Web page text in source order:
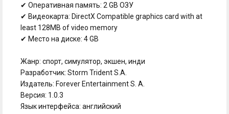
✔ Оперативная память: 2 GB ОЗУ
✔ Видеокарта: DirectX Compatible graphics card with at
least 128MB of video memory
✔ Место на диске: 4 GB
Жанр: спорт, симулятор, экшен, инди
Разработчик: Storm Trident S.A.
Издатель: Forever Entertainment S. A.
Версия: 1.0.3
Язык интерфейса: английский